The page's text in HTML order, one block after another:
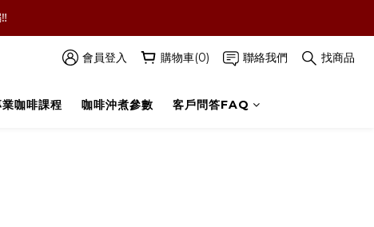
文字查看詳情內容‼️會員登入 購物車(0) 聯絡我們 找商品
咖啡課程 咖啡沖煮參數 客戶問答FAQ